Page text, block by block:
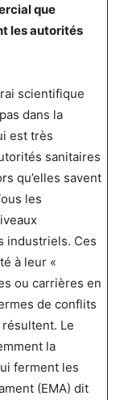
que
les autorités
scientifique
dans la
est très
sanitaires
qu’elles savent
les
industriels. Ces
à leur «
ou carrières en
de conflits
Le
la
ferment les
(EMA) dit